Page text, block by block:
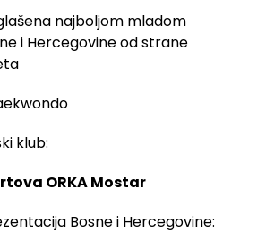
klub:
ORKA Mostar
Bosne i Hercegovine: